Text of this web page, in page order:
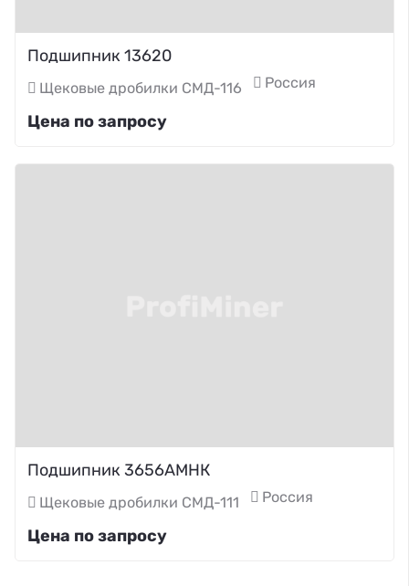
Подшипник 13620
Щековые дробилки СМД-116 Россия
Цена по запросу
Подшипник 3656АМНК
Щековые дробилки СМД-111 Россия
Цена по запросу